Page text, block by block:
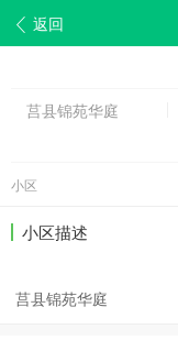
返回
莒县锦苑华庭
小区
小区描述
莒县锦苑华庭